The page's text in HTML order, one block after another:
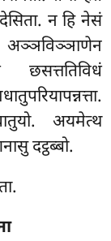
न हि नेसं
छसत्ततिविधं
अयमेत्थ
दट्ठब्बो.